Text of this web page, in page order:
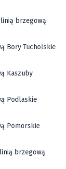
linią brzegową
Bory Tucholskie
Kaszuby
Podlaskie
Pomorskie
brzegową